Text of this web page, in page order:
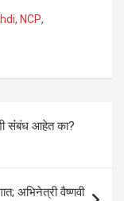
, NCP,
संंबंध आहेत का?
अभिनेत्री वैष्णवी